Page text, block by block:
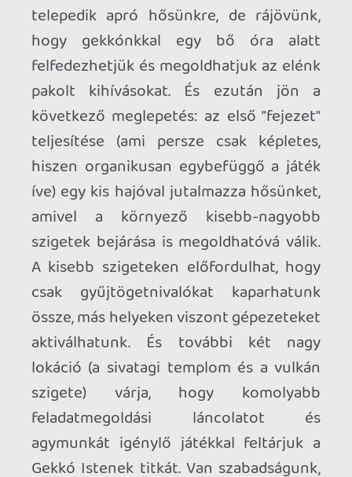
Gekkónkkal tehát tudunk szaladni,
falakon, plafonon fel-le mászni, ez a
vertikalitás pedig kulcsa a környezet
felfedezésének is. A templomokban,
romok között gyakran lefelé, vagy felfelé
is vezethet a továbbjutást jelképező
járat. Ugrálni is tudunk, sőt, a magasból
leesve sincs "büntetés", csak a vízben
nem tudunk végtelenségig kapálózni.
Szóval alapvetően a szárazföldi felderítés
egy áramvonalas, teljes teret kihasználó
kalandozást kínál, amit a hajózás egészít
ki kellemes melléktevékenységként. Két
apróságot itt érdemes megjegyezni: a
hajó irányítása (ellenben a puzzle-